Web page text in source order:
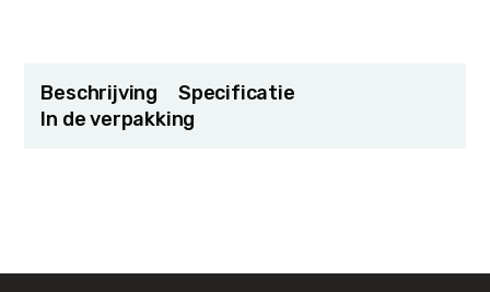
Beschrijving
Specificatie
In de verpakking